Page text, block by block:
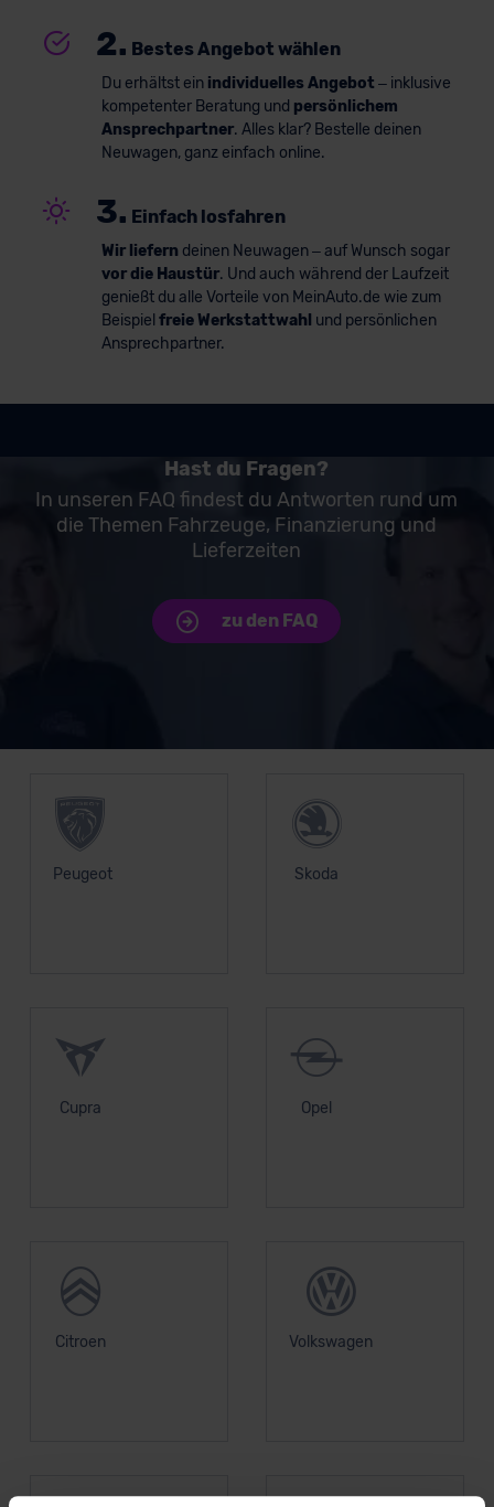
2. Bestes Angebot wählen
Du erhältst ein individuelles Angebot – inklusive
kompetenter Beratung und persönlichem
Ansprechpartner. Alles klar? Bestelle deinen
Neuwagen, ganz einfach online.
3. Einfach losfahren
Wir liefern deinen Neuwagen – auf Wunsch sogar
vor die Haustür. Und auch während der Laufzeit
genießt du alle Vorteile von MeinAuto.de wie zum
Beispiel freie Werkstattwahl und persönlichen
Ansprechpartner.
Hast du Fragen?
In unseren FAQ findest du Antworten rund um
die Themen Fahrzeuge, Finanzierung und
Lieferzeiten
zu den FAQ
Peugeot Skoda
Cupra Opel
Citroen Volkswagen